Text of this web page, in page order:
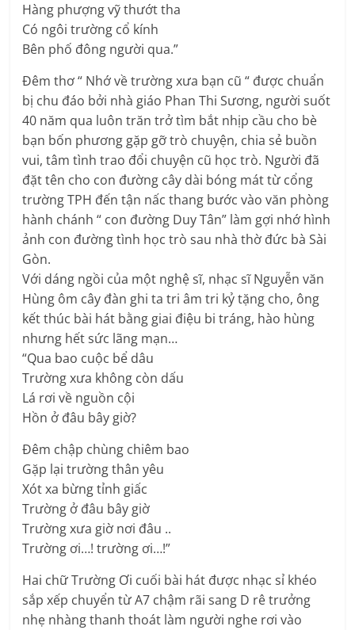
Hàng phượng vỹ thướt tha
Có ngôi trường cổ kính
Bên phố đông người qua.”
Đêm thơ “ Nhớ về trường xưa bạn cũ “ được chuẩn
bị chu đáo bởi nhà giáo Phan Thi Sương, người suốt
40 năm qua luôn trăn trở tìm bắt nhịp cầu cho bè
bạn bốn phương gặp gỡ trò chuyện, chia sẻ buồn
vui, tâm tình trao đổi chuyện cũ học trò. Người đã
đặt tên cho con đường cây dài bóng mát từ cổng
trường TPH đến tận nấc thang bước vào văn phòng
hành chánh “ con đường Duy Tân” làm gợi nhớ hình
ảnh con đường tình học trò sau nhà thờ đức bà Sài
Gòn.
Với dáng ngồi của một nghệ sĩ, nhạc sĩ Nguyễn văn
Hùng ôm cây đàn ghi ta tri âm tri kỷ tặng cho, ông
kết thúc bài hát bằng giai điệu bi tráng, hào hùng
nhưng hết sức lãng mạn…
“Qua bao cuộc bể dâu
Trường xưa không còn dấu
Lá rơi về nguồn cội
Hồn ở đâu bây giờ?
Đêm chập chùng chiêm bao
Gặp lại trường thân yêu
Xót xa bừng tỉnh giấc
Trường ở đâu bây giờ
Trường xưa giờ nơi đâu ..
Trường ơi…! trường ơi…!”
Hai chữ Trường Ơi cuối bài hát được nhạc sỉ khéo
sắp xếp chuyển từ A7 chậm rãi sang D rê trưởng
nhẹ nhàng thanh thoát làm người nghe rơi vào